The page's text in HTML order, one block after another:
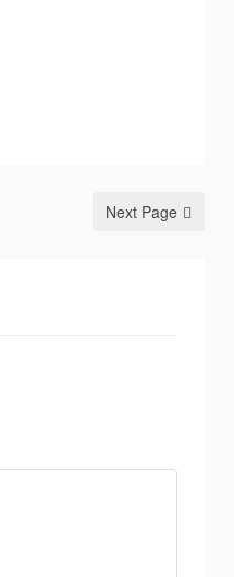
Next Page